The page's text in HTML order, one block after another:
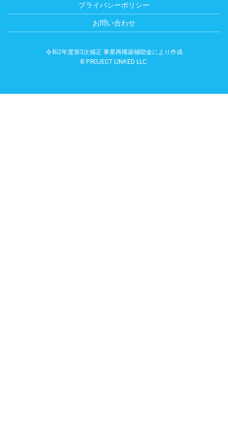
プライバシーポリシー
お問い合わせ
令和2年度第3次補正 事業再構築補助金により作成
© PROJECT LINKED LLC.